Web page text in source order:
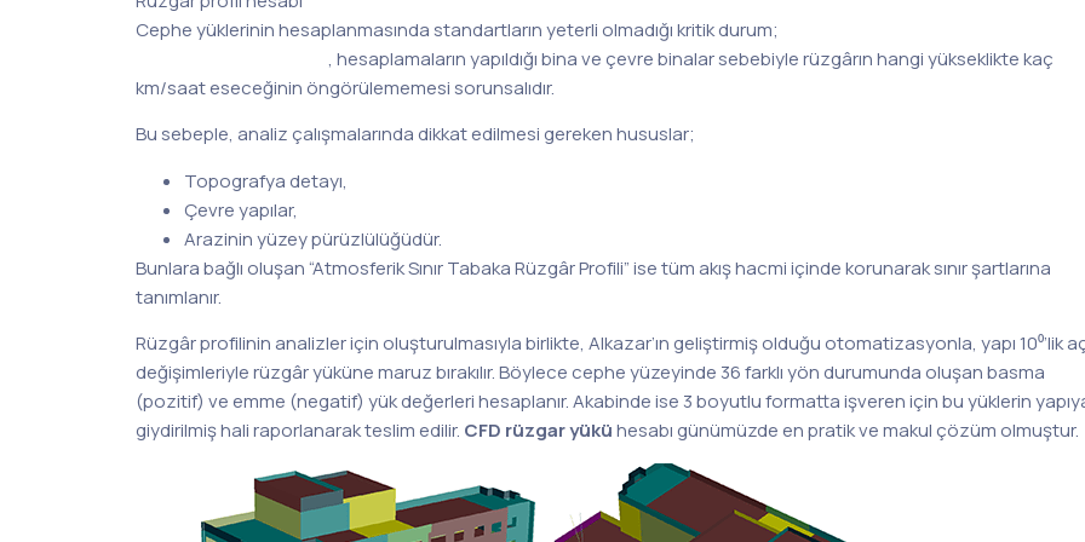
Cephe yüklerinin hesaplanmasında standartların yeterli olmadığı kritik durum;
, hesaplamaların yapıldığı bina ve çevre binalar sebebiyle rüzgârın hangi yükseklikte kaç
km/saat eseceğinin öngörülememesi sorunsalıdır.
Bu sebeple, analiz çalışmalarında dikkat edilmesi gereken hususlar;
Topografya detayı,
Çevre yapılar,
Arazinin yüzey pürüzlülüğüdür.
Bunlara bağlı oluşan “Atmosferik Sınır Tabaka Rüzgâr Profili” ise tüm akış hacmi içinde korunarak sınır şartlarına
tanımlanır.
Rüzgâr profilinin analizler için oluşturulmasıyla birlikte, Alkazar’ın geliştirmiş olduğu otomatizasyonla, yapı 10⁰’lik
değişimleriyle rüzgâr yüküne maruz bırakılır. Böylece cephe yüzeyinde 36 farklı yön durumunda oluşan basma
(pozitif) ve emme (negatif) yük değerleri hesaplanır. Akabinde ise 3 boyutlu formatta işveren için bu yüklerin
giydirilmiş hali raporlanarak teslim edilir. CFD rüzgar yükühesabı günümüzde en pratik ve makul çözüm olmuştur.